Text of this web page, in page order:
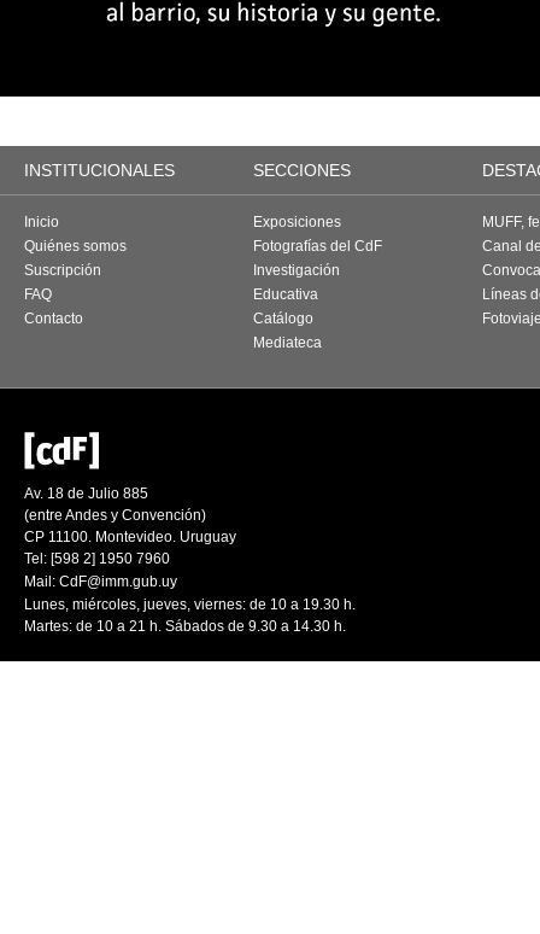
INSTITUCIONALES SECCIONES
Inicio
Quiénes somos
Suscripción
FAQ
Contacto
Exposiciones
Fotografías del CdF
Investigación
Educativa
Catálogo
Mediateca
MUFF,
Canal
Líneas
Av. 18 de Julio 885
(entre Andes y Convención)
CP 11100. Montevideo. Uruguay
Tel: [598 2] 1950 7960
Mail: CdF@imm.gub.uy
Lunes, miércoles, jueves, viernes: de 10 a 19.30 h.
Martes: de 10 a 21 h. Sábados de 9.30 a 14.30 h.